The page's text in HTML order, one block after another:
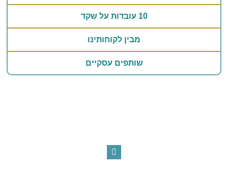
10 עובדות על שקד
מבין לקוחותינו
שותפים עסקיים